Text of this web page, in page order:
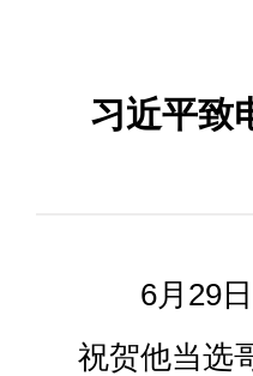
习近平致
6月29
祝贺他当选